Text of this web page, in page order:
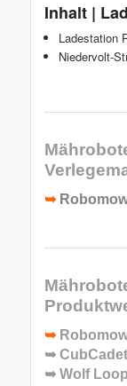
Inhalt |
Ladestation
Niedervolt-
➥
➥
➥
➥ Wolf